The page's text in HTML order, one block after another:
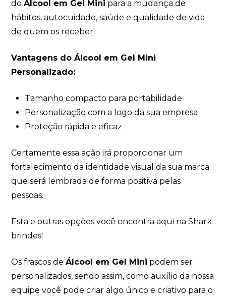
doÁlcool em Gel Mini para a mudança de
hábitos, autocuidado, saúde e qualidade de vida
de quem os receber.
Vantagens do Álcool em Gel Mini
Personalizado:
Tamanho compacto para portabilidade
Personalização com a logo da sua empresa
Proteção rápida e eficaz
Certamente essa ação irá proporcionar um
fortalecimento da identidade visual da sua marca
que será lembrada de forma positiva pelas
pessoas.
Esta e outras opções você encontra aqui na Shark
brindes!
Os frascos deÁlcool em Gel Mini podem ser
personalizados, sendo assim, como auxílio da nossa
equipe você pode criar algo único e criativo para o